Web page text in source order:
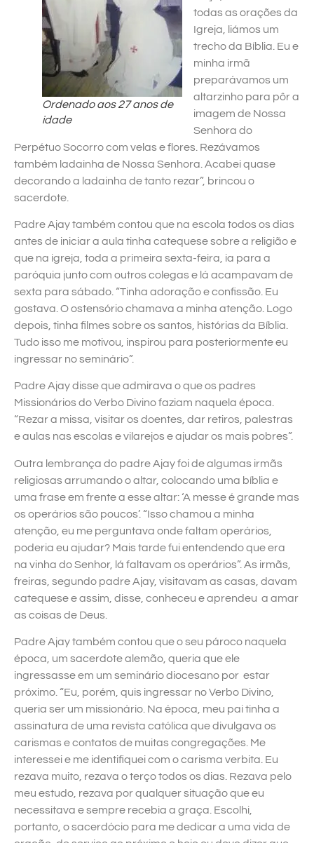
Ordenado aos 27 anos de
idade
todas as orações da
Igreja, liámos um
trecho da Bíblia. Eu e
minha irmã
preparávamos um
altarzinho para pôr a
imagem de Nossa
Senhora do
Perpétuo Socorro com velas e flores. Rezávamos
também ladainha de Nossa Senhora. Acabei quase
decorando a ladainha de tanto rezar”, brincou o
sacerdote.
Padre Ajay também contou que na escola todos os dias
antes de iniciar a aula tinha catequese sobre a religião e
que na igreja, toda a primeira sexta-feira, ia para a
paróquia junto com outros colegas e lá acampavam de
sexta para sábado. “Tinha adoração e confissão. Eu
gostava. O ostensório chamava a minha atenção. Logo
depois, tinha filmes sobre os santos, histórias da Bíblia.
Tudo isso me motivou, inspirou para posteriormente eu
ingressar no seminário”.
Padre Ajay disse que admirava o que os padres
Missionários do Verbo Divino faziam naquela época.
“Rezar a missa, visitar os doentes, dar retiros, palestras
e aulas nas escolas e vilarejos e ajudar os mais pobres”.
Outra lembrança do padre Ajay foi de algumas irmãs
religiosas arrumando o altar, colocando uma bíblia e
uma frase em frente a esse altar: ‘A messe é grande mas
os operários são poucos’. “Isso chamou a minha
atenção, eu me perguntava onde faltam operários,
poderia eu ajudar? Mais tarde fui entendendo que era
na vinha do Senhor, lá faltavam os operários”. As irmãs,
freiras, segundo padre Ajay, visitavam as casas, davam
catequese e assim, disse, conheceu e aprendeu a amar
as coisas de Deus.
Padre Ajay também contou que o seu pároco naquela
época, um sacerdote alemão, queria que ele
ingressasse em um seminário diocesano por estar
próximo. “Eu, porém, quis ingressar no Verbo Divino,
queria ser um missionário. Na época, meu pai tinha a
assinatura de uma revista católica que divulgava os
carismas e contatos de muitas congregações. Me
interessei e me identifiquei com o carisma verbita. Eu
rezava muito, rezava o terço todos os dias. Rezava pelo
meu estudo, rezava por qualquer situação que eu
necessitava e sempre recebia a graça. Escolhi,
portanto, o sacerdócio para me dedicar a uma vida de